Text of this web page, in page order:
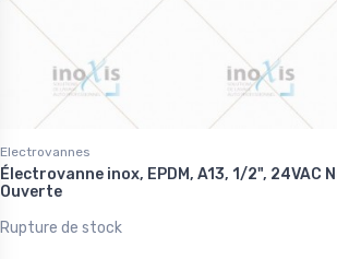
Electrovannes
Électrovanne inox, EPDM, A13, 1/2", 24VAC
Ouverte
Rupture de stock